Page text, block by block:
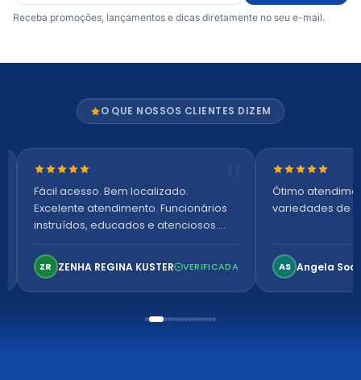
Receba promoções, lançamentos e dicas diretamente no seu e-mail.
O QUE NOSSOS CLIENTES DIZEM
Nota 5 de 5 estrelas
Fácil acesso. Bem localizado.
Excelente atendimento. Funcionários
instruídos, educados e atenciosos.
confortável. Perfeito!
ZR ZENHA REGINA KUSTER VERIFICADA
Nota 5 de 5
Ótimo
variedades de
AS Angela